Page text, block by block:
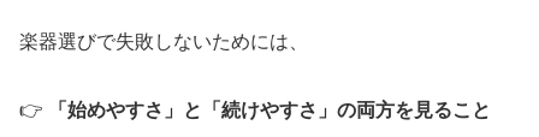
楽器選びで失敗しないためには、
👉 「始めやすさ」と「続けやすさ」の両方を見ること